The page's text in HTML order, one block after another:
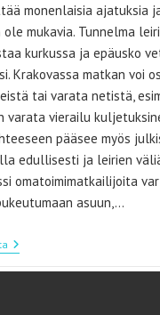
monenlaisia ajatuksia
mukavia. Tunnelma
kurkussa ja epäusko
Krakovassa matkan voi
tai varata netistä,
varata vierailu
pääsee myös
edullisesti ja leirien
omatoimimatkailijoita
asuun,…
Auschwitz-
Birkenaun
Keskitysleiri